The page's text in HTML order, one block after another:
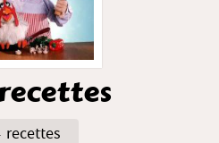
recettes